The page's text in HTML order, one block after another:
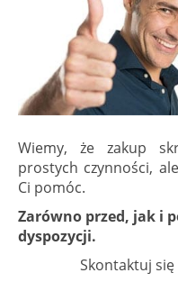
Wiemy, że zakup
prostych czynności,
Ci pomóc.
Zarówno przed, jak i
dyspozycji.
Skontaktuj